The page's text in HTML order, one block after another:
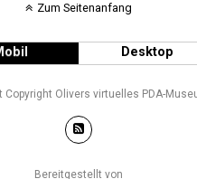
Zum Seitenanfang
Desktop
Copyright Olivers virtuelles PDA-
Bereitgestellt von